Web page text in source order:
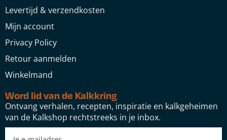
Levertijd & verzendkosten
Mijn account
Privacy Policy
Retour aanmelden
Winkelmand
Word lid van de Kalkkring
Ontvang verhalen, recepten, inspiratie en kalkgeheimen
van de Kalkshop rechtstreeks in je inbox.